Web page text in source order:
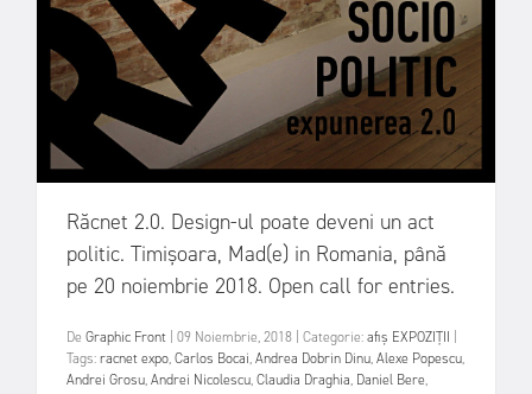
Răcnet 2.0. Design-ul poate deveni un act
politic. Timișoara, Mad(e) in Romania, până
pe 20 noiembrie 2018. Open call for entries.
De Graphic Front 09 Noiembrie, 2018 Categorie:afiș EXPOZIȚII
Tags:racnet expo,Carlos Bocai,Andrea Dobrin Dinu,Alexe Popescu,
Andrei Grosu,Andrei Nicolescu,Claudia Draghia, Daniel Bere,